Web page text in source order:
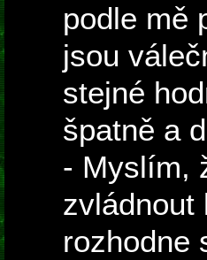
podle mě
jsou
stejné
špatně a
- Myslím,
zvládnout
rozhodne